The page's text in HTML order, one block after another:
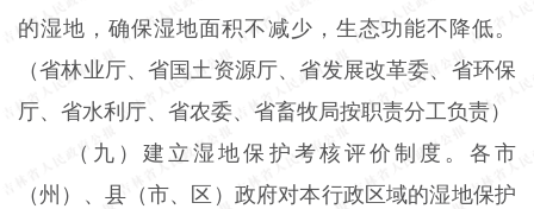
的湿地，确保湿地面积不减少，生态功能不降低。
（省林业厅、省国土资源厅、省发展改革委、省环保
厅、省水利厅、省农委、省畜牧局按职责分工负责）
（九）建立湿地保护考核评价制度。各市
（州）、县（市、区）政府对本行政区域的湿地保护